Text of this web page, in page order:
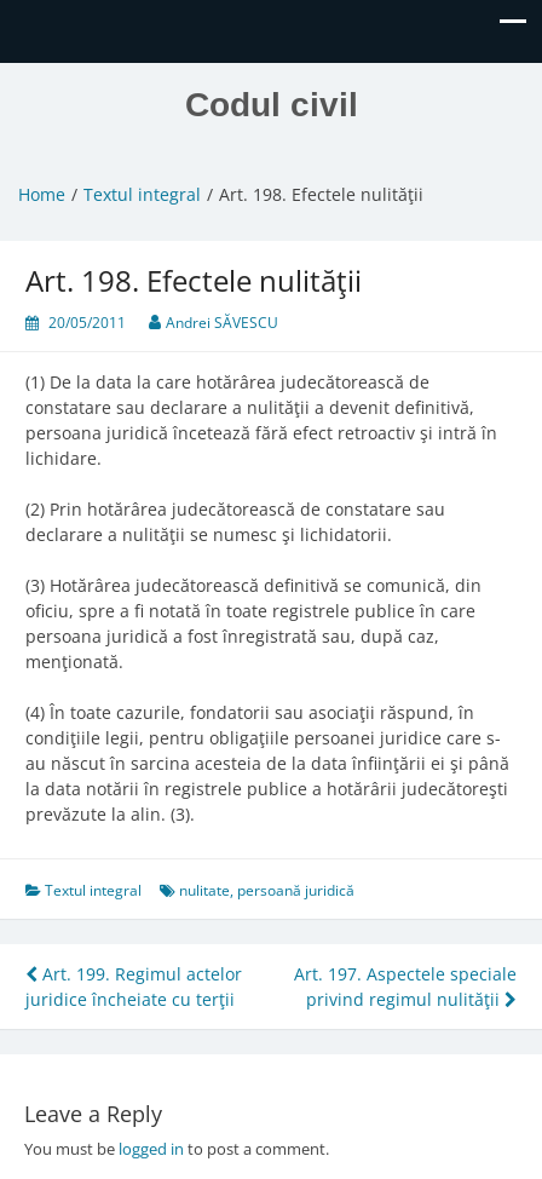
Codul civil
Home Textul integral Art. 198. Efectele nulităţii
Art. 198. Efectele nulităţii
20/05/2011 Andrei SĂVESCU
(1) De la data la care hotărârea judecătorească de
constatare sau declarare a nulităţii a devenit definitivă,
persoana juridică încetează fără efect retroactiv şi intră în
lichidare.
(2) Prin hotărârea judecătorească de constatare sau
declarare a nulităţii se numesc şi lichidatorii.
(3) Hotărârea judecătorească definitivă se comunică, din
oficiu, spre a fi notată în toate registrele publice în care
persoana juridică a fost înregistrată sau, după caz,
menţionată.
(4) În toate cazurile, fondatorii sau asociaţii răspund, în
condiţiile legii, pentru obligaţiile persoanei juridice care s-
au născut în sarcina acesteia de la data înfiinţării ei şi până
la data notării în registrele publice a hotărârii judecătoreşti
prevăzute la alin. (3).
Textul integral nulitate, persoană juridică
Post
navigation
Art. 199. Regimul actelor
juridice încheiate cu terţii
Art. 197. Aspectele speciale
privind regimul nulităţii
Leave a Reply
You must be logged in to post a comment.